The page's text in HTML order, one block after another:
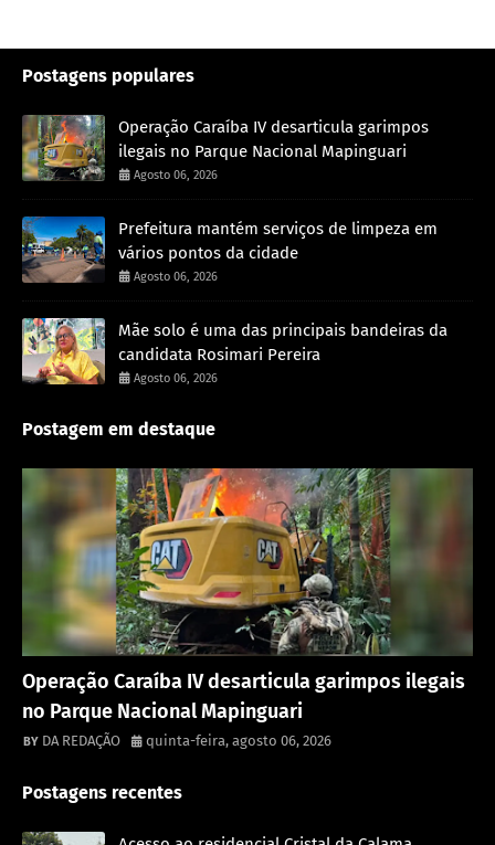
Postagens populares
Operação Caraíba IV desarticula garimpos
ilegais no Parque Nacional Mapinguari
Agosto 06, 2026
Prefeitura mantém serviços de limpeza em
vários pontos da cidade
Agosto 06, 2026
Mãe solo é uma das principais bandeiras da
candidata Rosimari Pereira
Agosto 06, 2026
Postagem em destaque
Operação Caraíba IV desarticula garimpos ilegais
no Parque Nacional Mapinguari
DA REDAÇÃO quinta-feira, agosto 06, 2026
Postagens recentes